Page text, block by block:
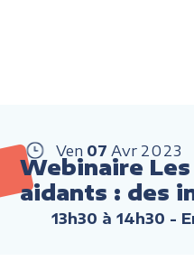
Ven 07 Avr 2023
Webinaire
aidants : des
13h30 à 14h30 -